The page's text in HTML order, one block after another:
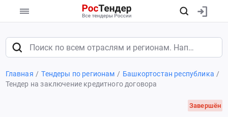
Главная Тендеры по регионам
Башкортостан республика
Тендер на заключение кредитного договора
Завершён